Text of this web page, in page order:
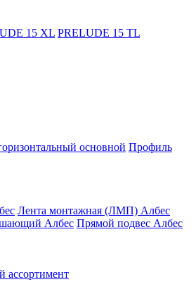
15 XL PRELUDE 15 TL
основной Профиль
Лента монтажная (ЛМП) Албес
Албес Прямой подвес Албес
ассортимент